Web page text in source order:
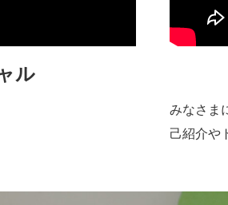
ル
みなさま
己紹介や